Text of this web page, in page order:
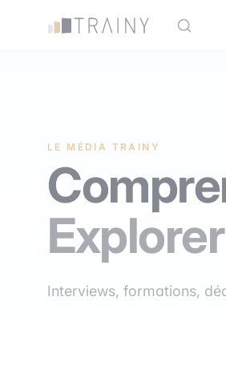
LE MÉDIA TRAINY
Interviews, formations,